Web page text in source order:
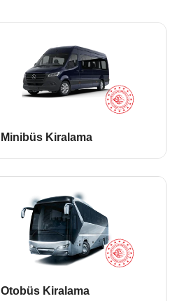
Minibüs Kiralama
Otobüs Kiralama